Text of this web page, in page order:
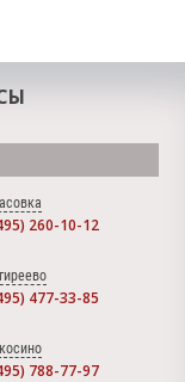
260-10-12
477-33-85
788-77-97